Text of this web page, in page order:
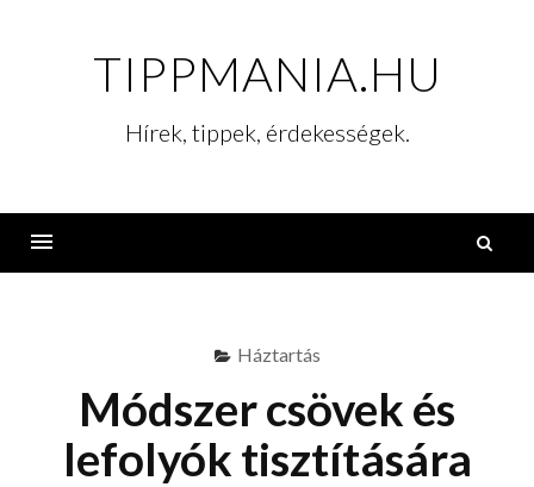
TIPPMANIA.HU
Hírek, tippek, érdekességek.
Háztartás
Módszer csövek és
lefolyók tisztítására